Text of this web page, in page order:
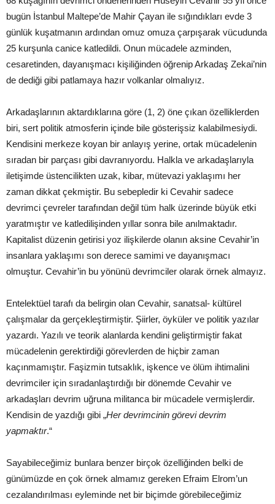
bugün İstanbul Maltepe’de Mahir Çayan ile sığındıkları evde 3
günlük kuşatmanın ardından omuz omuza çarpışarak vücudunda
25 kurşunla canice katledildi. Onun mücadele azminden,
cesaretinden, dayanışmacı kişiliğinden öğrenip Arkadaş Zekai’nin
de dediği gibi patlamaya hazır volkanlar olmalıyız.
Arkadaşlarının aktardıklarına göre (1, 2) öne çıkan özelliklerden
biri, sert politik atmosferin içinde bile gösterişsiz kalabilmesiydi.
Kendisini merkeze koyan bir anlayış yerine, ortak mücadelenin
sıradan bir parçası gibi davranıyordu. Halkla ve arkadaşlarıyla
iletişimde üstencilikten uzak, kibar, mütevazi yaklaşımı her
zaman dikkat çekmiştir. Bu sebepledir ki Cevahir sadece
devrimci çevreler tarafından değil tüm halk üzerinde büyük etki
yaratmıştır ve katledilişinden yıllar sonra bile anılmaktadır.
Kapitalist düzenin getirisi yoz ilişkilerde olanın aksine Cevahir’in
insanlara yaklaşımı son derece samimi ve dayanışmacı
olmuştur. Cevahir’in bu yönünü devrimciler olarak örnek almayız.
Entelektüel tarafı da belirgin olan Cevahir, sanatsal- kültürel
çalışmalar da gerçekleştirmiştir. Şiirler, öyküler ve politik yazılar
yazardı. Yazılı ve teorik alanlarda kendini geliştirmiştir fakat
mücadelenin gerektirdiği görevlerden de hiçbir zaman
kaçınmamıştır. Faşizmin tutsaklık, işkence ve ölüm ihtimalini
devrimciler için sıradanlaştırdığı bir dönemde Cevahir ve
arkadaşları devrim uğruna militanca bir mücadele vermişlerdir.
Kendisin de yazdığı gibi „Her devrimcinin görevi devrim
yapmaktır.“
Sayabileceğimiz bunlara benzer birçok özelliğinden belki de
günümüzde en çok örnek almamız gereken Efraim Elrom’un
cezalandırılması eyleminde net bir biçimde görebileceğimiz